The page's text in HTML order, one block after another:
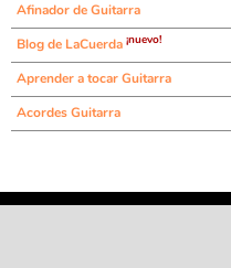
Afinador de Guitarra
Blog de LaCuerda ¡nuevo!
Aprender a tocar Guitarra
Acordes Guitarra